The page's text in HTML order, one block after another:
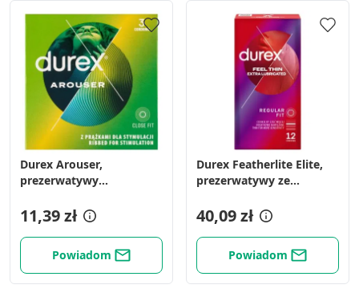
Durex Arouser,
prezerwatywy
11,39 zł
Powiadom
Durex Featherlite Elite,
prezerwatywy ze
12 szt.
40,09 zł
Powiadom